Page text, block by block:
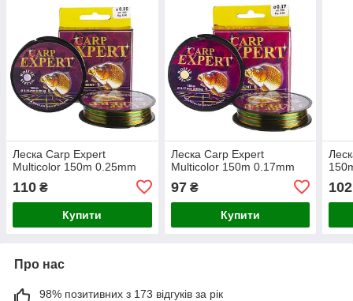
Леска Carp Expert
Multicolor 150m 0.25mm
110 ₴
Купити
Леска Carp Expert
Multicolor 150m 0.17mm
97₴
Купити
102
Про нас
98% позитивних з 173 відгуків за рік